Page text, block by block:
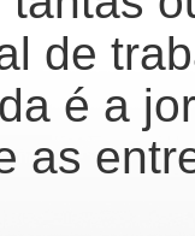
de
é a
as